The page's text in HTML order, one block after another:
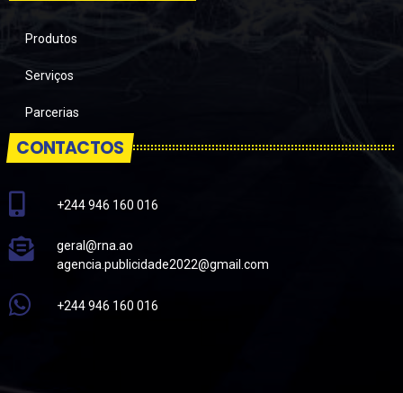
Produtos
Serviços
Parcerias
CONTACTOS
+244 946 160 016
geral@rna.ao
agencia.publicidade2022@gmail.com
+244 946 160 016